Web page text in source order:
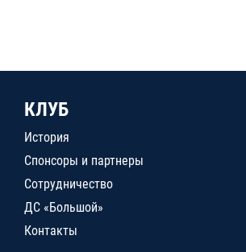
КЛУБ
История
Спонсоры и партнеры
Сотрудничество
ДС «Большой»
Контакты